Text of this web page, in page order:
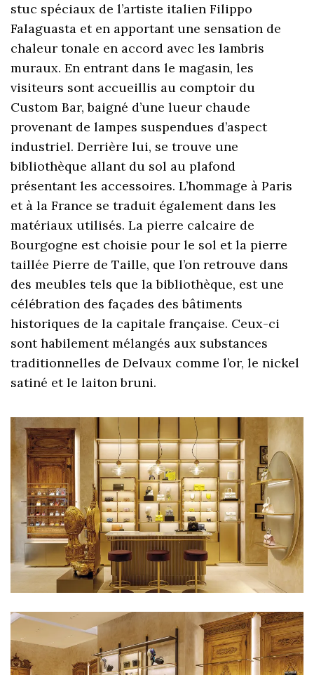
stuc spéciaux de l’artiste italien Filippo
Falaguasta et en apportant une sensation de
chaleur tonale en accord avec les lambris
muraux. En entrant dans le magasin, les
visiteurs sont accueillis au comptoir du
Custom Bar, baigné d’une lueur chaude
provenant de lampes suspendues d’aspect
industriel. Derrière lui, se trouve une
bibliothèque allant du sol au plafond
présentant les accessoires. L’hommage à Paris
et à la France se traduit également dans les
matériaux utilisés. La pierre calcaire de
Bourgogne est choisie pour le sol et la pierre
taillée Pierre de Taille, que l’on retrouve dans
des meubles tels que la bibliothèque, est une
célébration des façades des bâtiments
historiques de la capitale française. Ceux-ci
sont habilement mélangés aux substances
traditionnelles de Delvaux comme l’or, le nickel
satiné et le laiton bruni.